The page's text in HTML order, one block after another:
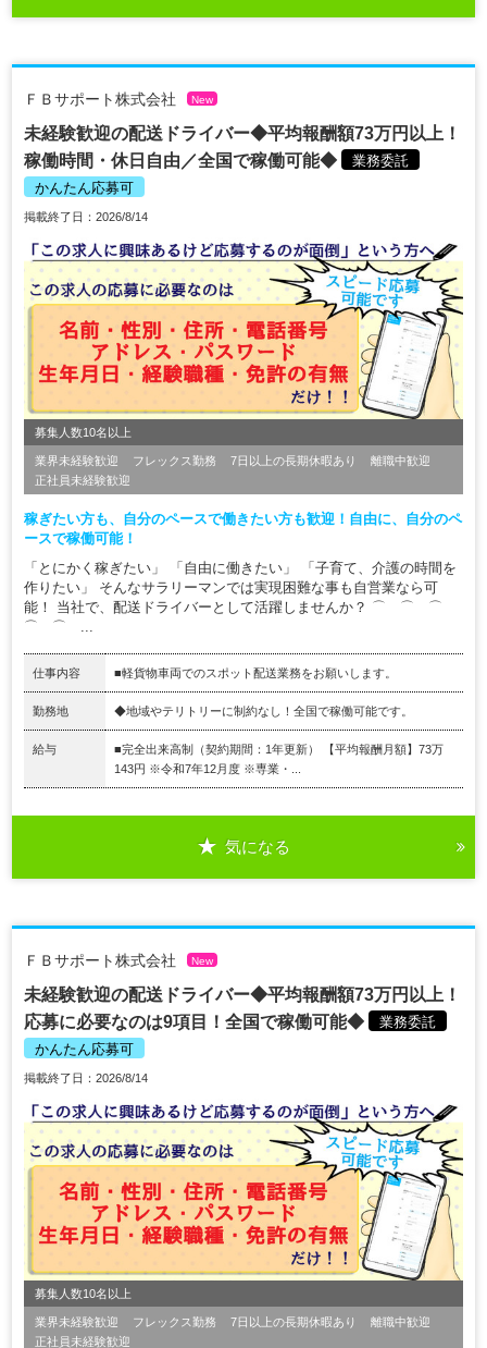
ＦＢサポート株式会社 New
未経験歓迎の配送ドライバー◆平均報酬額73万円以上！
稼働時間・休日自由／全国で稼働可能◆
業務委託
かんたん応募可
掲載終了日：2026/8/14
募集人数10名以上
業界未経験歓迎 フレックス勤務 7日以上の長期休暇あり
離職中歓迎
正社員未経験歓迎
稼ぎたい方も、自分のペースで働きたい方も歓迎！自由に、自分のペ
ースで稼働可能！
「とにかく稼ぎたい」 「自由に働きたい」 「子育て、介護の時間を
作りたい」 そんなサラリーマンでは実現困難な事も自営業なら可
能！ 当社で、配送ドライバーとして活躍しませんか？ ⌒ ⌒ ⌒
⌒ ⌒ ...
仕事内容 ■軽貨物車両でのスポット配送業務をお願いします。
勤務地 ◆地域やテリトリーに制約なし！全国で稼働可能です。
給与
■完全出来高制（契約期間：1年更新） 【平均報酬月額】73万
143円 ※令和7年12月度 ※専業・...
気になる
ＦＢサポート株式会社 New
未経験歓迎の配送ドライバー◆平均報酬額73万円以上！
応募に必要なのは9項目！全国で稼働可能◆
業務委託
かんたん応募可
掲載終了日：2026/8/14
募集人数10名以上
業界未経験歓迎 フレックス勤務 7日以上の長期休暇あり
離職中歓迎
正社員未経験歓迎